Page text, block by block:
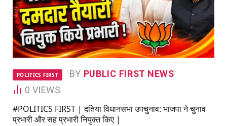
POLITICS FIRST BY PUBLIC FIRST NEWS
0 VIEWS
#POLITICS FIRST | दतिया विधानसभा उपचुनाव: भाजपा ने चुनाव
प्रभारी और सह प्रभारी नियुक्त किए |